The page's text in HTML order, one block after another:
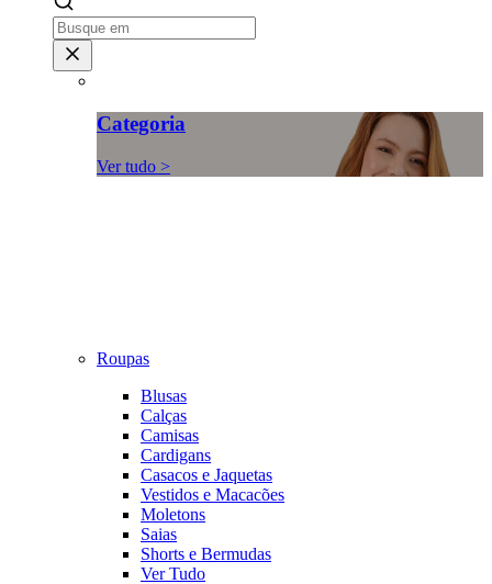
Categoria
Ver tudo >
Roupas
Blusas
Calças
Camisas
Cardigans
Casacos e Jaquetas
Vestidos e Macacões
Moletons
Saias
Shorts e Bermudas
Ver Tudo